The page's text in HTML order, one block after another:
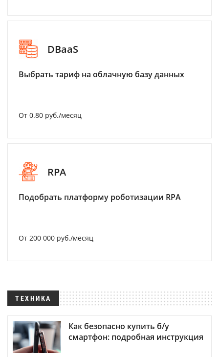
DBaaS
Выбрать тариф на облачную базу данных
От 0.80 руб./месяц
RPA
Подобрать платформу роботизации RPA
От 200 000 руб./месяц
ТЕХНИКА
Как безопасно купить б/у
смартфон: подробная инструкция